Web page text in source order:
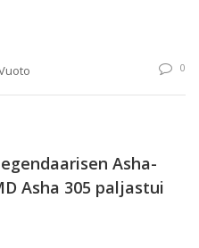
0
Asha-
Asha 305 paljastui